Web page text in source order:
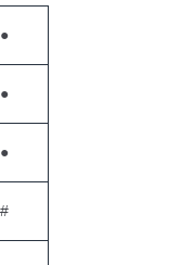
●
●
●
#